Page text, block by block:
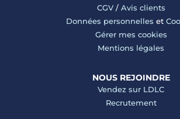
CGV/ Avis clients
Données personnelles et
Gérer mes cookies
Mentions légales
NOUS REJOINDRE
Vendez sur LDLC
Recrutement